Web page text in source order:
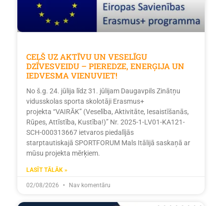
CEĻŠ UZ AKTĪVU UN VESELĪGU
DZĪVESVEIDU – PIEREDZE, ENERĢIJA UN
IEDVESMA VIENUVIET!
No š.g. 24. jūlija līdz 31. jūlijam Daugavpils Zinātņu
vidusskolas sporta skolotāji Erasmus+
projekta “VAIRĀK” (Veselība, Aktivitāte, Iesaistīšanās,
Rūpes, Attīstība, Kustība!)” Nr. 2025-1-LV01-KA121-
SCH-000313667 ietvaros piedalījās
starptautiskajā SPORTFORUM Mals Itālijā saskaņā ar
mūsu projekta mērķiem.
LASĪT TĀLĀK »
02/08/2026 Nav komentāru